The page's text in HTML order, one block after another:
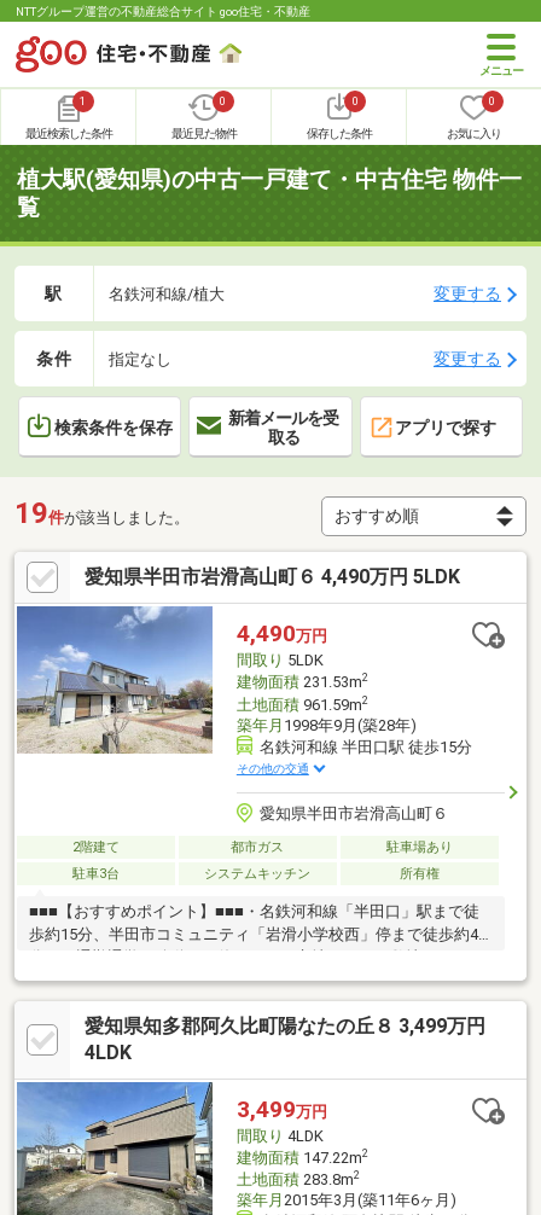
NTTグループ運営の不動産総合サイト goo住宅・不動産
1
最近検索した条件
0
最近見た物件
0
保存した条件
0
お気に入り
植大駅(愛知県)の中古一戸建て・中古住宅 物件一
覧
駅 名鉄河和線/植大 変更する
条件 指定なし 変更する
検索条件を保存
新着メールを受
取る
アプリで探す
19件が該当しました。
愛知県半田市岩滑高山町６ 4,490万円 5LDK
4,490万円
間取り 5LDK
建物面積231.53m2
土地面積961.59m2
築年月 1998年9月(築28年)
名鉄河和線 半田口駅 徒歩15分
その他の交通
愛知県半田市岩滑高山町６
2階建て 都市ガス
駐車場あり
駐車3台
システムキッチン 所有権
■■■【おすすめポイント】■■■・名鉄河和線「半田口」駅まで徒
歩約15分、半田市コミュニティ「岩滑小学校西」停まで徒歩約4
のある広さがあり、建物も約70坪と大きめのため、家族でのびの
び暮らしやすい住まいです・太陽光発電設備付きで、日常の暮ら
しに取り入れやすい仕様です。・広い庭付きで、外での過ごし方
や家庭菜園など、さまざまな使い方がしやすい点も魅力です。・
も対応しやすいです。・WIC、収納、屋根裏収納など、収納スペ
ースがしっかり確保されており、物が多くても安心です。
愛知県知多郡阿久比町陽なたの丘８ 3,499万円
4LDK
3,499万円
間取り 4LDK
建物面積147.22m2
土地面積283.8m2
築年月 2015年3月(築11年6ヶ月)